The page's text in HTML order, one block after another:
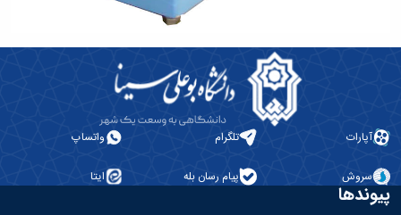
آپارات تلگرام واتساپ
سروش پیام رسان بله ایتا
پیوندها